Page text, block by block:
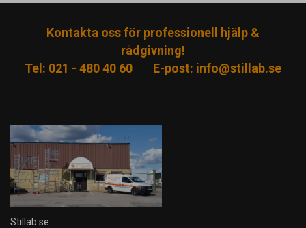
Kontakta oss för professionell hjälp &
rådgivning!
Tel: 021 - 480 40 60
E-post: info@stillab.se
Stillab.se